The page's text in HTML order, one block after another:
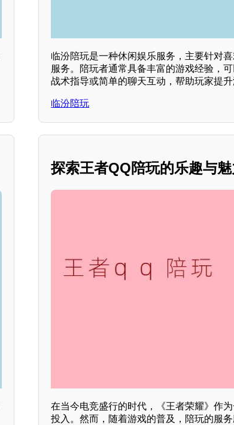
临汾陪玩是一种休闲娱乐服务，主要针对
服务。陪玩者通常具备丰富的游戏经验，
战术指导或简单的聊天互动，帮助玩家提升
临汾陪玩
探索王者QQ陪玩的乐趣与魅
在当今电竞盛行的时代，《王者荣耀》作
投入。然而，随着游戏的普及，陪玩的服